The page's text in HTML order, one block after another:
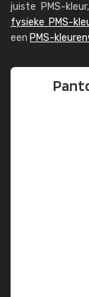
juiste PMS-
fysieke PMS-
een PMS-